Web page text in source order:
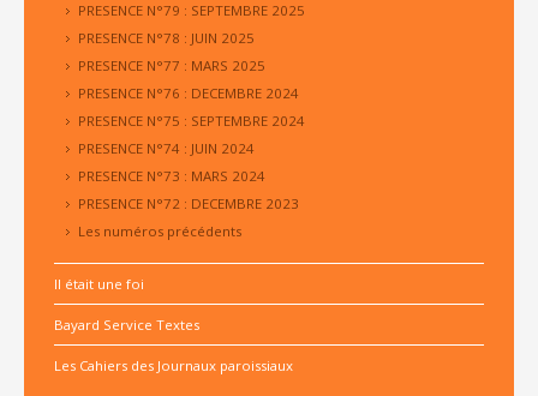
PRESENCE N°79 : SEPTEMBRE 2025
PRESENCE N°78 : JUIN 2025
PRESENCE N°77 : MARS 2025
PRESENCE N°76 : DECEMBRE 2024
PRESENCE N°75 : SEPTEMBRE 2024
PRESENCE N°74 : JUIN 2024
PRESENCE N°73 : MARS 2024
PRESENCE N°72 : DECEMBRE 2023
Les numéros précédents
Il était une foi
Bayard Service Textes
Les Cahiers des Journaux paroissiaux